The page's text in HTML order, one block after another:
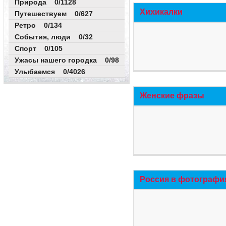
Природа 0/1128
Путешествуем 0/627
Ретро 0/134
События, люди 0/32
Спорт 0/105
Ужасы нашего городка 0/98
Улыбаемся 0/4026
Хихикалки
Женские фразы
Россия в